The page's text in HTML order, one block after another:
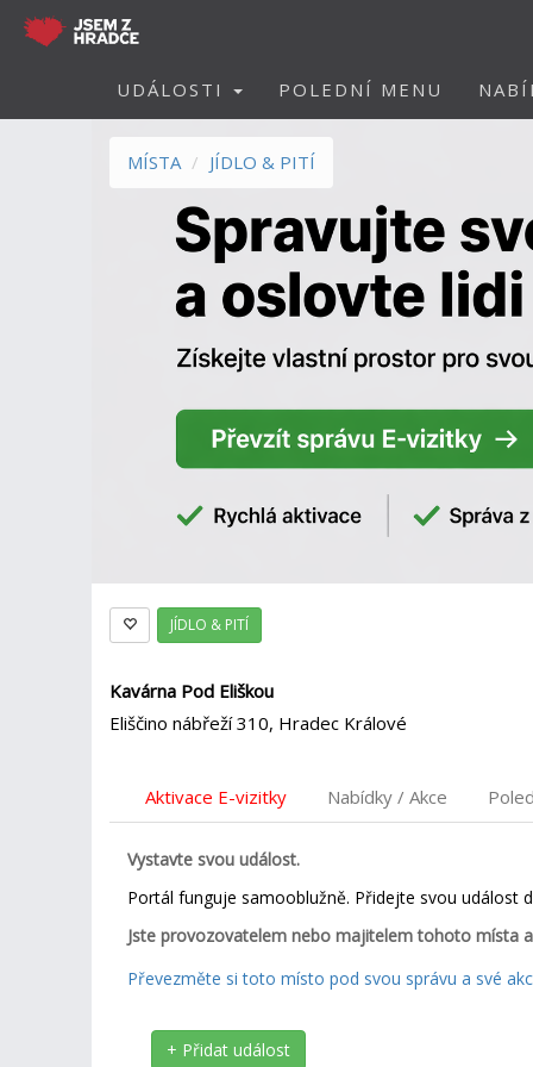
UDÁLOSTI POLEDNÍ MENU
MÍSTA JÍDLO & PITÍ
JÍDLO & PITÍ
Kavárna Pod Eliškou
Eliščino nábřeží 310, Hradec Králové
Aktivace E-vizitky Nabídky / Akce
Vystavte svou událost.
Portál funguje samooblužně. Přidejte svou událost
Jste provozovatelem nebo majitelem tohoto místa
Převezměte si toto místo pod svou správu a své
+ Přidat událost